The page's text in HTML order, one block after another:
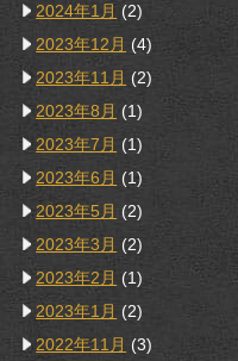
2024年1月 (2)
2023年12月 (4)
2023年11月 (2)
2023年8月 (1)
2023年7月 (1)
2023年6月 (1)
2023年5月 (2)
2023年3月 (2)
2023年2月 (1)
2023年1月 (2)
2022年11月 (3)